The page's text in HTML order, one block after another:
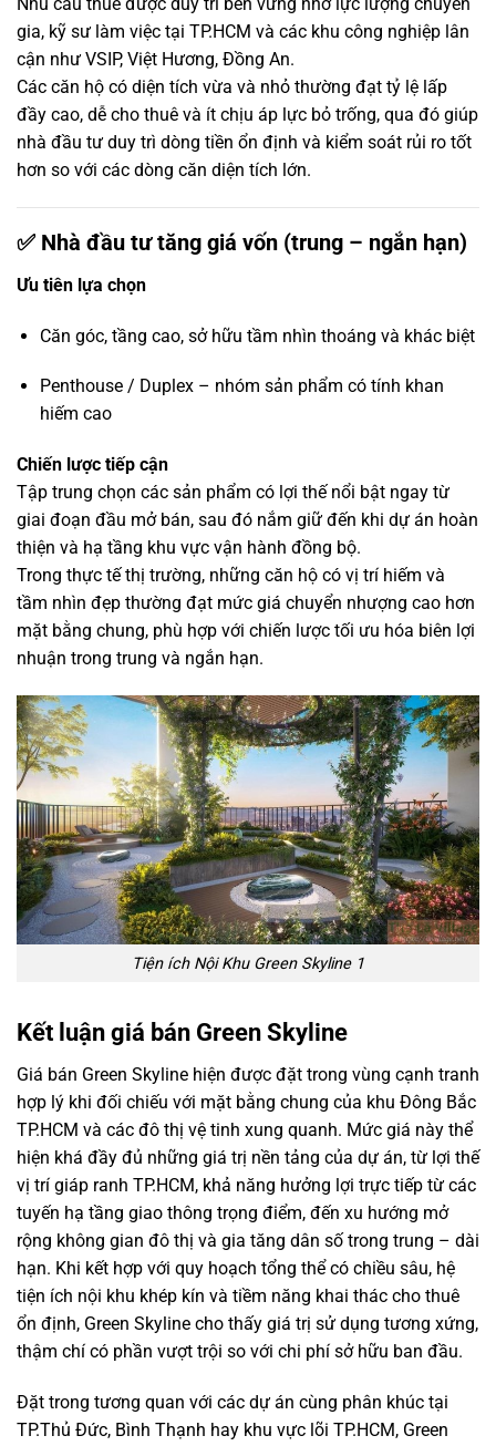
gia, kỹ sư làm việc tại TP.HCM và các khu công nghiệp lân
cận như VSIP, Việt Hương, Đồng An.
Các căn hộ có diện tích vừa và nhỏ thường đạt tỷ lệ lấp
đầy cao, dễ cho thuê và ít chịu áp lực bỏ trống, qua đó giúp
nhà đầu tư duy trì dòng tiền ổn định và kiểm soát rủi ro tốt
hơn so với các dòng căn diện tích lớn.
✅ Nhà đầu tư tăng giá vốn (trung – ngắn hạn)
Ưu tiên lựa chọn
Căn góc, tầng cao, sở hữu tầm nhìn thoáng và khác biệt
Penthouse / Duplex – nhóm sản phẩm có tính khan
hiếm cao
Chiến lược tiếp cận
Tập trung chọn các sản phẩm có lợi thế nổi bật ngay từ
giai đoạn đầu mở bán, sau đó nắm giữ đến khi dự án hoàn
thiện và hạ tầng khu vực vận hành đồng bộ.
Trong thực tế thị trường, những căn hộ có vị trí hiếm và
tầm nhìn đẹp thường đạt mức giá chuyển nhượng cao hơn
mặt bằng chung, phù hợp với chiến lược tối ưu hóa biên lợi
nhuận trong trung và ngắn hạn.
Tiện ích Nội Khu Green Skyline 1
Kết luận giá bán Green Skyline
Giá bán Green Skyline hiện được đặt trong vùng cạnh tranh
hợp lý khi đối chiếu với mặt bằng chung của khu Đông Bắc
TP.HCM và các đô thị vệ tinh xung quanh. Mức giá này thể
hiện khá đầy đủ những giá trị nền tảng của dự án, từ lợi thế
vị trí giáp ranh TP.HCM, khả năng hưởng lợi trực tiếp từ các
tuyến hạ tầng giao thông trọng điểm, đến xu hướng mở
rộng không gian đô thị và gia tăng dân số trong trung – dài
hạn. Khi kết hợp với quy hoạch tổng thể có chiều sâu, hệ
tiện ích nội khu khép kín và tiềm năng khai thác cho thuê
ổn định, Green Skyline cho thấy giá trị sử dụng tương xứng,
thậm chí có phần vượt trội so với chi phí sở hữu ban đầu.
Đặt trong tương quan với các dự án cùng phân khúc tại
TP.Thủ Đức, Bình Thạnh hay khu vực lõi TP.HCM, Green